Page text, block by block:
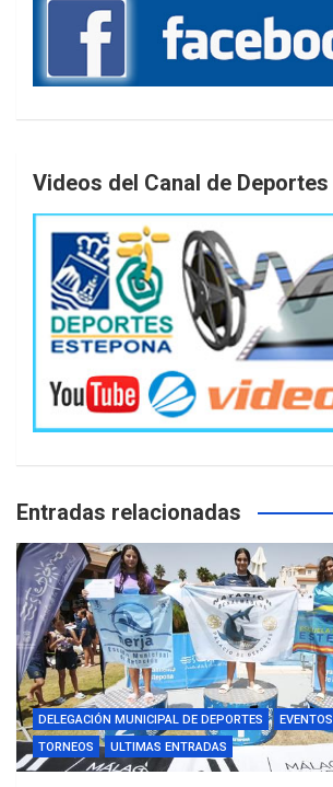
Videos del Canal de Deportes
Entradas relacionadas
DELEGACIÓN MUNICIPAL DE DEPORTES EVENTOS
TORNEOS
ULTIMAS ENTRADAS